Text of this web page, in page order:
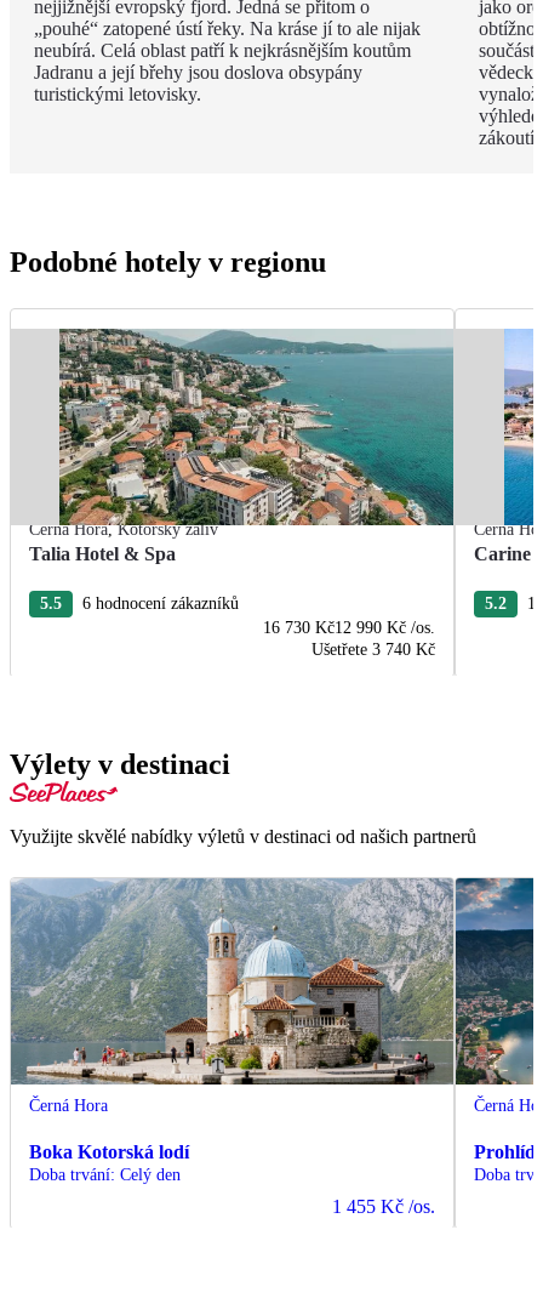
nejjižnější evropský fjord. Jedná se přitom o
„pouhé“ zatopené ústí řeky. Na kráse jí to ale nijak
neubírá. Celá oblast patří k nejkrásnějším koutům
Jadranu a její břehy jsou doslova obsypány
turistickými letovisky.
jako
Podobné hotely v regionu
Černá Hora,Kotorský záliv
Talia Hotel & Spa
5.5
6 hodnocení zákazníků
16 730 Kč12 990 Kč /os.
Ušetřete 3 740 Kč
Černá
Carine
5.2
Výlety v destinaci
Využijte skvělé nabídky výletů v destinaci od našich partnerů
Černá Hora
Boka Kotorská lodí
Doba trvání: Celý den
1 455 Kč /os.
Černá
Doba